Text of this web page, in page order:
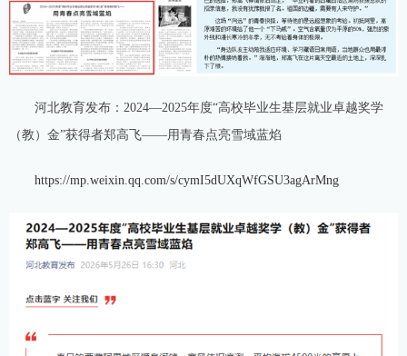
河北教育发布：2024—2025年度“高校毕业生基层就业卓越奖学
（教）金”获得者郑高飞——用青春点亮雪域蓝焰
https://mp.weixin.qq.com/s/cymI5dUXqWfGSU3agArMng